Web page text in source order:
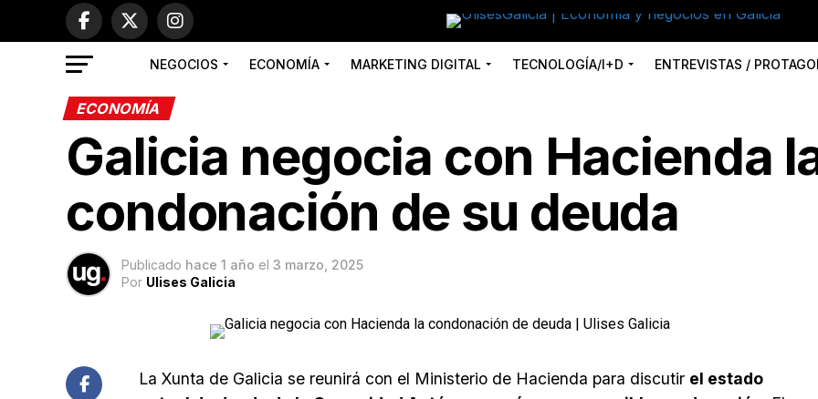
NEGOCIOS ECONOMÍA MARKETING DIGITAL TECNOLOGÍA/I+D ENTREVISTAS /
ECONOMÍA
Galicia negocia con Hacienda
condonación de su deuda
Publicado hace 1 año el 3 marzo, 2025
Por Ulises Galicia
La Xunta de Galicia se reunirá con el Ministerio de Hacienda para discutir el estado